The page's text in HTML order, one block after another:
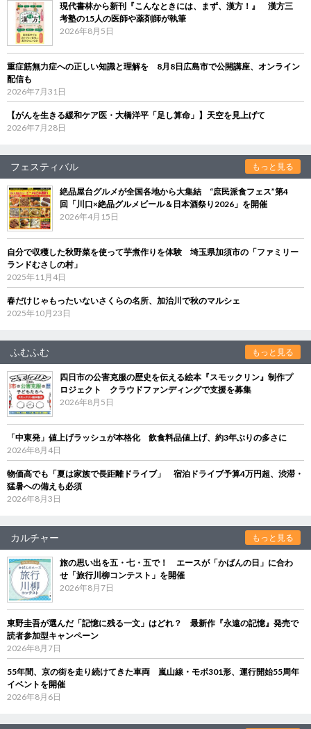
現代書林から新刊『こんなときには、まず、漢方！』 漢方三
考塾の15人の医師や薬剤師が執筆
2026年8月5日
重症筋無力症への正しい知識と理解を 8月8日広島市で公開講座、オンライン
配信も
2026年7月31日
【がんを生きる緩和ケア医・大橋洋平「足し算命」】天空を見上げて
2026年7月28日
フェスティバル もっと見る
絶品屋台グルメが全国各地から大集結 “庶民派食フェス”第4
回「川口×絶品グルメビール＆日本酒祭り2026」を開催
2026年4月15日
自分で収穫した秋野菜を使って芋煮作りを体験 埼玉県加須市の「ファミリー
ランドむさしの村」
2025年11月4日
春だけじゃもったいないさくらの名所、加治川で秋のマルシェ
2025年10月23日
ふむふむ もっと見る
四日市の公害克服の歴史を伝える絵本『スモックリン』制作プ
ロジェクト クラウドファンディングで支援を募集
2026年8月5日
「中東発」値上げラッシュが本格化 飲食料品値上げ、約3年ぶりの多さに
2026年8月4日
物価高でも「夏は家族で長距離ドライブ」 宿泊ドライブ予算4万円超、渋滞・
猛暑への備えも必須
2026年8月3日
カルチャー もっと見る
旅の思い出を五・七・五で！ エースが「かばんの日」に合わ
せ「旅行川柳コンテスト」を開催
2026年8月7日
東野圭吾が選んだ「記憶に残る一文」はどれ？ 最新作『永遠の記憶』発売で
読者参加型キャンペーン
2026年8月7日
55年間、京の街を走り続けてきた車両 嵐山線・モボ301形、運行開始55周年
イベントを開催
2026年8月6日